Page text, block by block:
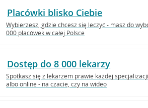
Placówki blisko Ciebie
Wybierzesz, gdzie chcesz się leczyć - masz do
000 placówek w całej Polsce
Dostęp do 8 000 lekarzy
Spotkasz się z lekarzem prawie każdej
albo online - na czacie, czy na wideo